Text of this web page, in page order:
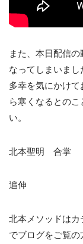
また、本日配信
なってしまいま
多幸を気にかけ
ら寒くなるとの
い。
北本聖明 合掌
追伸
北本メソッドは
でブログをご覧